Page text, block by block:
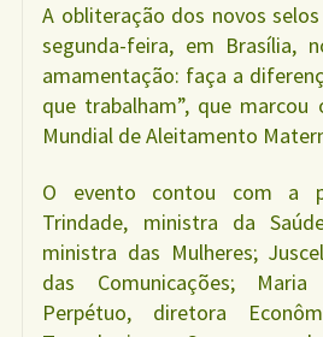
A obliteração dos novos
segunda-feira, em Brasília,
amamentação: faça a
que trabalham”, que marcou
Mundial de Aleitamento
O evento contou com a
Trindade, ministra da
ministra das Mulheres;
das Comunicações;
Perpétuo, diretora